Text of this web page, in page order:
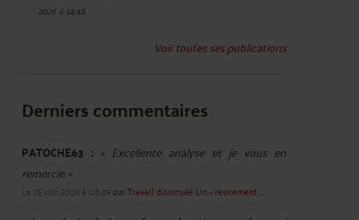
2026 à 14:48
Voir toutes ses publications
Derniers commentaires
PATOCHE63 : « Excellente analyse et je vous en
remercie. »
Le 15 juin 2026 à 08:49 surTravail dissimulé Un « revirement ...